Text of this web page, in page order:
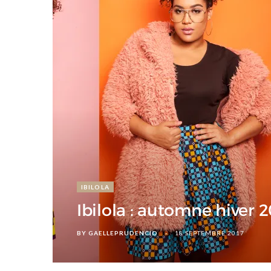
IBILOLA
Ibilola : automne hiver
BY GAELLEPRUDENCIO 18 SEPTEMBRE 2017